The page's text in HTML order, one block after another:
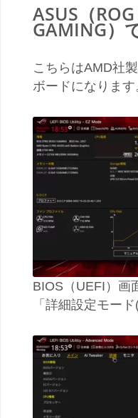
ASUS（
GAMING）
こちらはAMD社
ボードになります
BIOS（UEFI）画
「詳細設定モー